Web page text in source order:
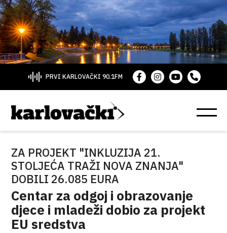
PRVI KARLOVAČKI 90.1FM
ZA PROJEKT "INKLUZIJA 21.
STOLJEĆA TRAŽI NOVA ZNANJA"
DOBILI 26.085 EURA
Centar za odgoj i obrazovanje
djece i mladeži dobio za projekt
EU sredstva